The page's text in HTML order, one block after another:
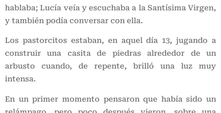
hablaba; Lucía veía y escuchaba a la Santísima Virgen,
y también podía conversar con ella.
Los pastorcitos estaban, en aquel día 13, jugando a
construir una casita de piedras alrededor de un
arbusto cuando, de repente, brilló una luz muy
intensa.
En un primer momento pensaron que había sido un